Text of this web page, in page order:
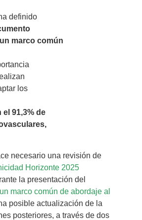
definido
marco común
los
91,3% de
necesario una revisión de
Horizonte 2025
la presentación del
marco común de abordaje al
posible actualización de la
posteriores, a través de dos